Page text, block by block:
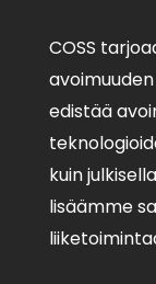
COSS
edistää
kuin
lisäämme